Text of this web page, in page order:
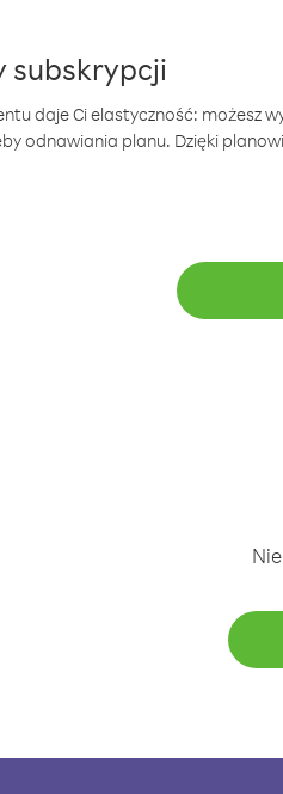
subskrypcji
daje Ci elastyczność: możesz
odnawiania planu. Dzięki